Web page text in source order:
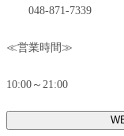
048-871-7339
≪営業時間≫
10:00～21:00